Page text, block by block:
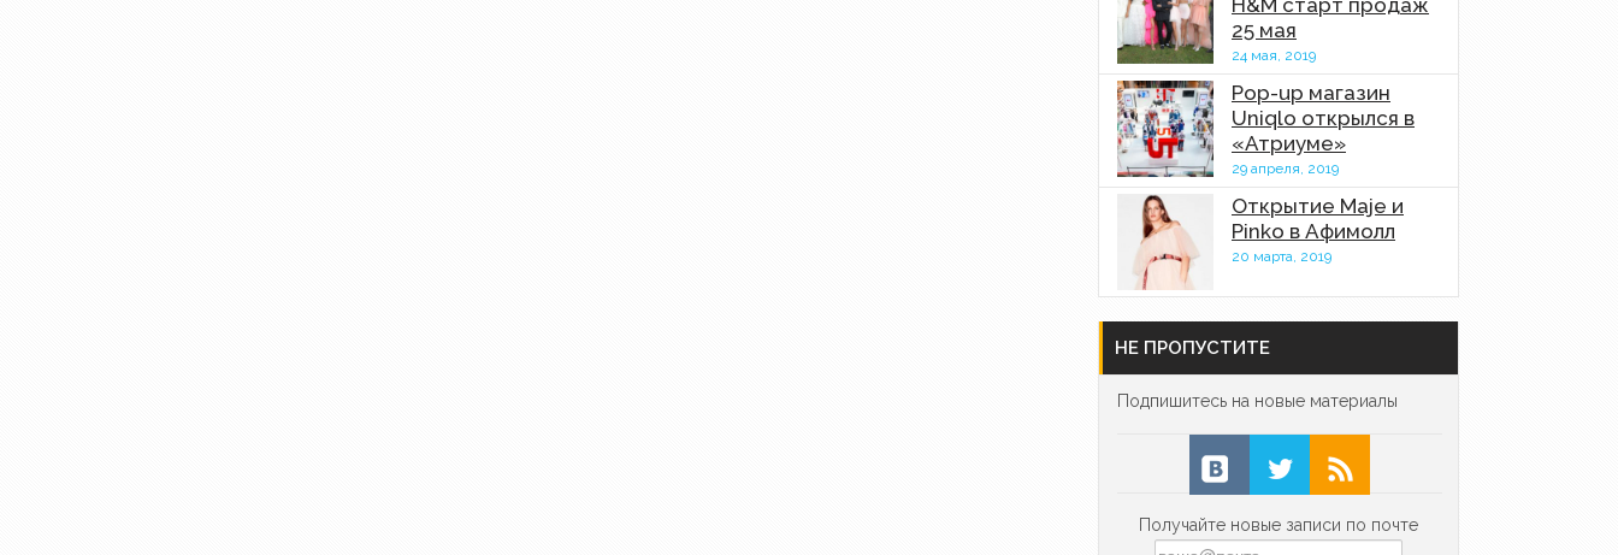
H&M старт продаж
25 мая
24 мая, 2019
Pop-up магазин
Uniqlo открылся в
«Атриуме»
29 апреля, 2019
Открытие Maje и
Pinko в Афимолл
20 марта, 2019
НЕ ПРОПУСТИТЕ
Подпишитесь на новые материалы
Получайте новые записи по почте